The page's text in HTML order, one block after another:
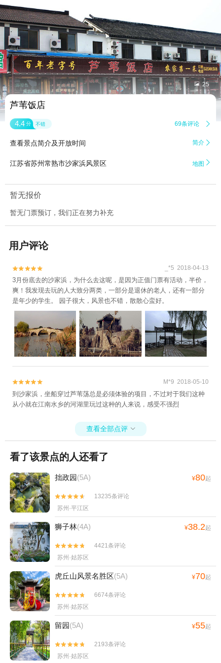
 25
芦苇饭店
4.4 分 不错 69条评论 
查看景点简介及开放时间 简介 
江苏省苏州常熟市沙家浜风景区 地图 
暂无报价
暂无门票预订，我们正在努力补充
用户评论

 _*5 2018-04-13
3月份底去的沙家浜，为什么去这呢，是因为正值门票有活动，半价，
爽！我发现去玩的人大致分两类，一部分是退休的老人，还有一部分
是年少的学生。 园子很大，风景也不错，散散心蛮好。

 M*9 2018-05-10
到沙家浜，坐船穿过芦苇荡总是必须体验的项目，不过对于我们这种
从小就在江南水乡的河湖里玩过这种的人来说，感受不强烈
查看全部点评 
看了该景点的人还看了
拙政园(5A) ¥80起


13235条评论
苏州·平江区
狮子林(4A) ¥38.2起


4421条评论
苏州·姑苏区
虎丘山风景名胜区(5A) ¥70起


6674条评论
苏州·姑苏区
留园(5A) ¥55起


2193条评论
苏州·姑苏区
